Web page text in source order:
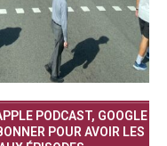
PODCAST, GOOGLE
POUR AVOIR LES